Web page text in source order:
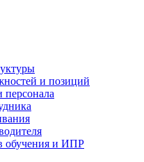
и позиций
обучения и ИПР